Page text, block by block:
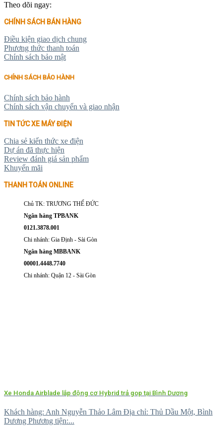
Theo dõi ngay:
CHÍNH SÁCH BÁN HÀNG
Điều kiện giao dịch chung
Phương thức thanh toán
Chính sách bảo mật
CHÍNH SÁCH BẢO HÀNH
Chính sách bảo hành
Chính sách vận chuyển và giao nhận
TIN TỨC XE MÁY ĐIỆN
Chia sẻ kiến thức xe điện
Dự án đã thực hiện
Review đánh giá sản phẩm
Khuyến mãi
THANH TOÁN ONLINE
Chủ TK: TRƯƠNG THẾ ĐỨC
Ngân hàng TPBANK
0121.3878.001
Chi nhánh: Gia Định - Sài Gòn
Ngân hàng MBBANK
00001.4448.7740
Chi nhánh: Quận 12 - Sài Gòn
Xe Honda Airblade lắp động cơ Hybrid trả gop tại Bình Dương
Khách hàng: Anh Nguyễn Thảo Lâm Địa chỉ: Thủ Dầu Một, Bình
Dương Phương tiện:...